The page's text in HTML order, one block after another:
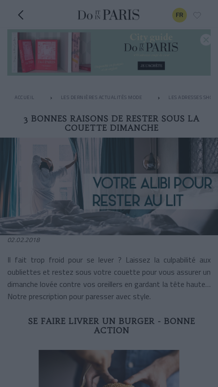
FR
ACCUEIL LES DERNIÈRES ACTUALITÉS MODE LES ADRESSES
3 BONNES RAISONS DE RESTER SOUS LA
COUETTE DIMANCHE
02.02.2018
Il fait trop froid pour se lever ? Laissez la culpabilité aux
oubliettes et restez sous votre couette pour vous assurer un
dimanche lovée contre vos oreillers en gardant la tête haute…
Notre prescription pour paresser avec style.
SE FAIRE LIVRER UN BURGER - BONNE
ACTION